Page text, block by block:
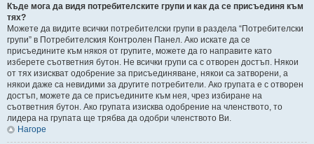
Къде мога да видя потребителските групи и как да се присъединя към
тях?
Можете да видите всички потребителски групи в раздела “Потребителски
групи” в Потребителския Контролен Панел. Ако искате да се
присъедините към някоя от групите, можете да го направите като
изберете съответния бутон. Не всички групи са с отворен достъп. Някои
от тях изискват одобрение за присъединяване, някои са затворени, а
някои даже са невидими за другите потребители. Ако групата е с отворен
достъп, можете да се присъедините към нея, чрез избиране на
съответния бутон. Ако групата изисква одобрение на членството, то
лидера на групата ще трябва да одобри членството Ви.
Нагоре